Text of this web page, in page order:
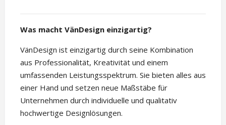
Was macht VänDesign einzigartig?
VänDesign ist einzigartig durch seine Kombination
aus Professionalität, Kreativität und einem
umfassenden Leistungsspektrum. Sie bieten alles aus
einer Hand und setzen neue Maßstäbe für
Unternehmen durch individuelle und qualitativ
hochwertige Designlösungen.